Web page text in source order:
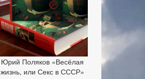
Юрий Поляков «Весёлая
жизнь, или Секс в СССР»